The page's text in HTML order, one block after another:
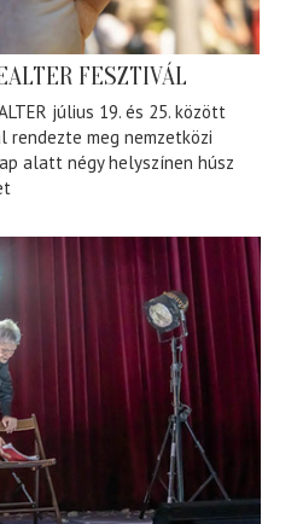
FESZTIVÁL
július 19. és 25. között
rendezte meg nemzetközi
alatt négy helyszínen húsz